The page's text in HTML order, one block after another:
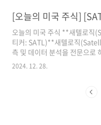
합니다. 데이터 통신: 원격 지
송 및 인터넷 접속을 지원합니
스: 위성 기반의 개인 추적 및
치로, 야외 활동 시 안전을 도
뉴스: 애플과의 파트너십:
플은 글로벌스타에 최대 15억
오늘의 미국 주식 **새텔로직
티커: SATL)**새텔로직
측 및 데이터 분석을 전문으로
기반의 기업입니다. 이 회사는
터를 제공합니다.1. 회사 개요
2024. 12. 28.